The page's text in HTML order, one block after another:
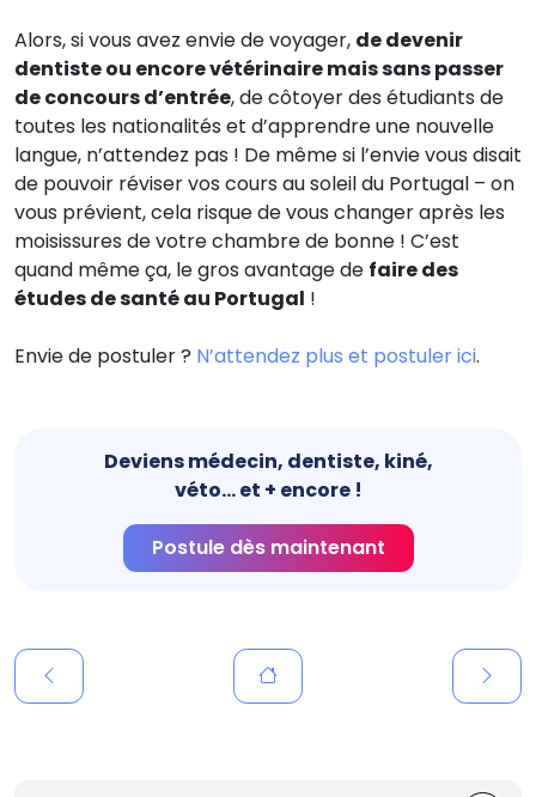
Alors, si vous avez envie de voyager, de devenir
dentiste ou encore vétérinaire mais sans passer
de concours d’entrée, de côtoyer des étudiants de
toutes les nationalités et d’apprendre une nouvelle
langue, n’attendez pas ! De même si l’envie vous disait
de pouvoir réviser vos cours au soleil du Portugal – on
vous prévient, cela risque de vous changer après les
moisissures de votre chambre de bonne ! C’est
quand même ça, le gros avantage de faire des
études de santé au Portugal !
Envie de postuler ? N’attendez plus et postuler ici.
Deviens médecin, dentiste, kiné,
véto... et + encore !
Postule dès maintenant